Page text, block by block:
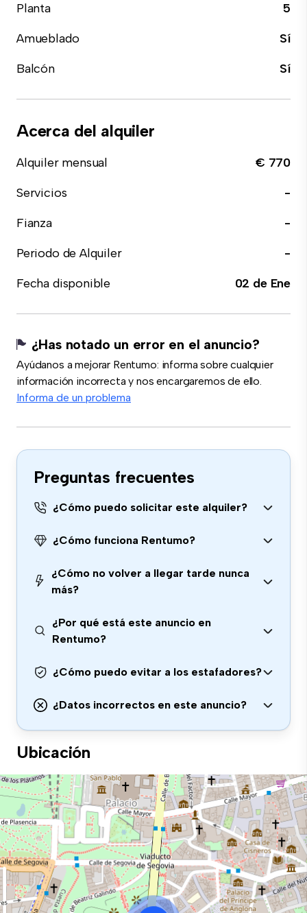
Planta
5
Amueblado
Sí
Balcón
Sí
Acerca del alquiler
Alquiler mensual
€ 770
Servicios
-
Fianza
-
Periodo de Alquiler
-
Fecha disponible
02 de Ene
¿Has notado un error en el anuncio?
Ayúdanos a mejorar Rentumo: informa sobre cualquier
información incorrecta y nos encargaremos de ello.
Informa de un problema
Preguntas frecuentes
¿Cómo puedo solicitar este alquiler?
¿Cómo funciona Rentumo?
¿Cómo no volver a llegar tarde nunca
más?
¿Por qué está este anuncio en
Rentumo?
¿Cómo puedo evitar a los estafadores?
¿Datos incorrectos en este anuncio?
Ubicación